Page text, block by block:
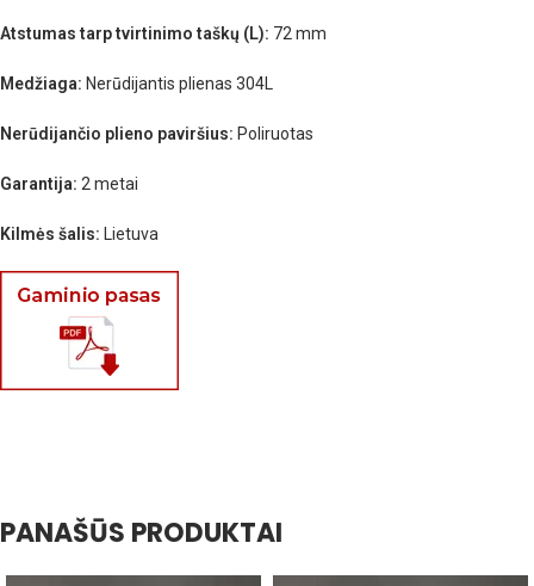
Atstumas tarp tvirtinimo taškų (L): 72 mm
Medžiaga: Nerūdijantis plienas 304L
Nerūdijančio plieno paviršius: Poliruotas
Garantija: 2 metai
Kilmės šalis: Lietuva
PANAŠŪS PRODUKTAI